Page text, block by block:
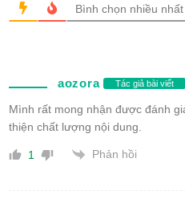
Bình chọn nhiều nhất
aozora Tác giả bài viết
Mình rất mong nhận được đánh
thiện chất lượng nội dung.
1 Phản hồi